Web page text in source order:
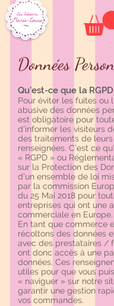
Données
Qu’est-ce que la
Pour éviter les fuites ou
abusive des données
est obligatoire pour
d'informer les visiteurs
des traitements de
renseignées. C’est ce
« RGPD » ou
sur la Protection des
d’un ensemble de loi
par la commission
du 25 Mai 2018 pour
entreprises qui ont une
commerciale en Europe.
En tant que commerce
récoltons des données
avec des prestataires /
ont donc accès à une
données. Ces
utiles pour que vous
« naviguer » sur notre
garantir une gestion
vos commandes.